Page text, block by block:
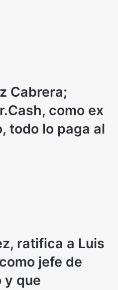
Cabrera;
como ex
todo lo paga al
ratifica a Luis
jefe de
y que